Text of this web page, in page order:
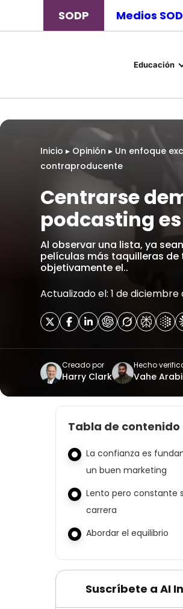
SODP Medios
Educación
Inicio ▸ Opinión ▸ Un enfoque
contraproducente
Centrarse
podcasting
Al observar una lista, ya
películas más taquilleras
objetivamente el..
Actualizado el: 1 de diciembre
Creado por
Harry Clark
Hecho
Vahe
Tabla de contenido
La confianza es
un buen marketing
Lento pero constante
carrera
Abordar el equilibrio
Suscríbete a AI